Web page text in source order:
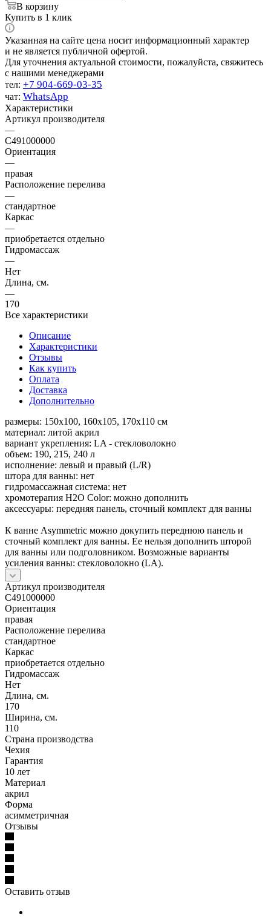
В корзину
Купить в 1 клик
Указанная на сайте цена носит информационный характер
и не является публичной офертой.
Для уточнения актуальной стоимости, пожалуйста, свяжитесь
с нашими менеджерами
тел: +7 904-669-03-35
чат: WhatsApp
Характеристики
Артикул производителя
—
C491000000
Ориентация
—
правая
Расположение перелива
—
стандартное
Каркас
—
приобретается отдельно
Гидромассаж
—
Нет
Длина, см.
—
170
Все характеристики
Описание
Характеристики
Отзывы
Как купить
Оплата
Доставка
Дополнительно
размеры: 150x100, 160x105, 170x110 см
материал: литой акрил
вариант укрепления: LA - стекловолокно
объем: 190, 215, 240 л
исполнение: левый и правый (L/R)
штора для ванны: нет
гидромассажная система: нет
хромотерапия H2O Color: можно дополнить
аксессуары: передняя панель, сточный комплект для ванны
К ванне Asymmetric можно докупить переднюю панель и
сточный комплект для ванны. Ее нельзя дополнить шторой
для ванны или подголовником. Возможные варианты
усиления ванны: стекловолокно (LA).
Артикул производителя
C491000000
Ориентация
правая
Расположение перелива
стандартное
Каркас
приобретается отдельно
Гидромассаж
Нет
Длина, см.
170
Ширина, см.
110
Страна производства
Чехия
Гарантия
10 лет
Материал
акрил
Форма
асимметричная
Отзывы
Оставить отзыв